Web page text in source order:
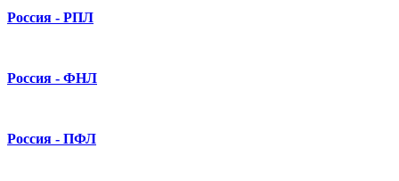
Россия - РПЛ
Россия - ФНЛ
Россия - ПФЛ